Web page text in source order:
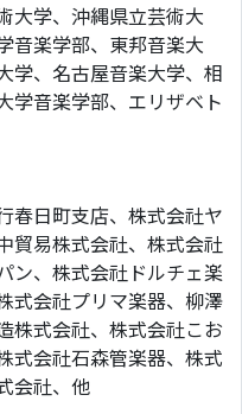
大学、沖縄県立芸術大
音楽学部、東邦音楽大
学、名古屋音楽大学、相
学音楽学部、エリザベト
春日町支店、株式会社ヤ
貿易株式会社、株式会社
ン、株式会社ドルチェ楽
式会社プリマ楽器、柳澤
株式会社、株式会社こお
式会社石森管楽器、株式
会社、他